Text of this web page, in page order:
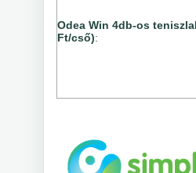
Odea Win 4db-os
Ft/cső):